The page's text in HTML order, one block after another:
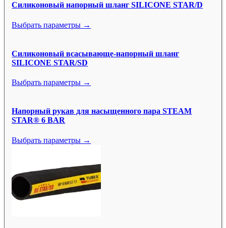
Силиконовый напорный шланг SILICONE STAR/D
Выбрать параметры →
Силиконовый всасывающе-напорный шланг
SILICONE STAR/SD
Выбрать параметры →
Напорный рукав для насыщенного пара STEAM
STAR® 6 BAR
Выбрать параметры →